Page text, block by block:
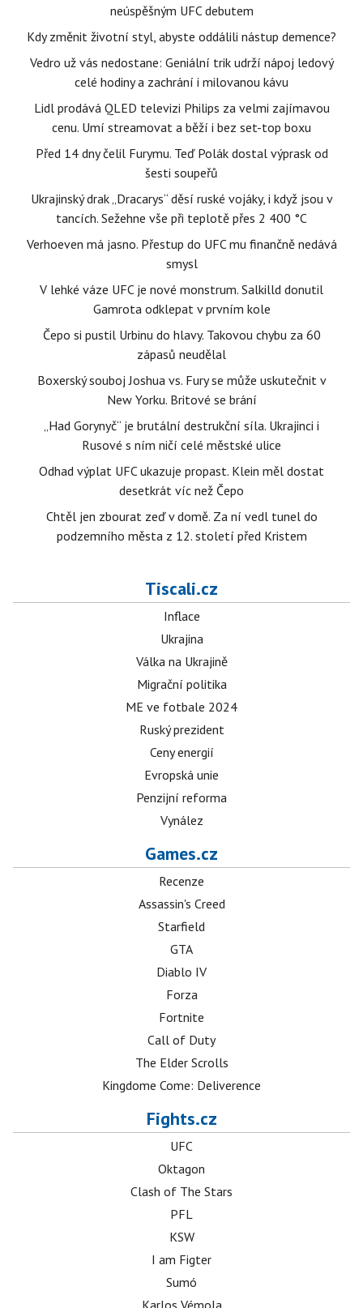
neúspěšným UFC debutem
Kdy změnit životní styl, abyste oddálili nástup demence?
Vedro už vás nedostane: Geniální trik udrží nápoj ledový
celé hodiny a zachrání i milovanou kávu
Lidl prodává QLED televizi Philips za velmi zajímavou
cenu. Umí streamovat a běží i bez set-top boxu
Před 14 dny čelil Furymu. Teď Polák dostal výprask od
šesti soupeřů
Ukrajinský drak „Dracarys“ děsí ruské vojáky, i když jsou v
tancích. Sežehne vše při teplotě přes 2 400 °C
Verhoeven má jasno. Přestup do UFC mu finančně nedává
smysl
V lehké váze UFC je nové monstrum. Salkilld donutil
Gamrota odklepat v prvním kole
Čepo si pustil Urbinu do hlavy. Takovou chybu za 60
zápasů neudělal
Boxerský souboj Joshua vs. Fury se může uskutečnit v
New Yorku. Britové se brání
„Had Gorynyč“ je brutální destrukční síla. Ukrajinci i
Rusové s ním ničí celé městské ulice
Odhad výplat UFC ukazuje propast. Klein měl dostat
desetkrát víc než Čepo
Chtěl jen zbourat zeď v domě. Za ní vedl tunel do
podzemního města z 12. století před Kristem
Tiscali.cz
Inflace
Ukrajina
Válka na Ukrajině
Migrační politika
ME ve fotbale 2024
Ruský prezident
Ceny energií
Evropská unie
Penzijní reforma
Vynález
Games.cz
Recenze
Assassin's Creed
Starfield
GTA
Diablo IV
Forza
Fortnite
Call of Duty
The Elder Scrolls
Kingdome Come: Deliverence
Fights.cz
UFC
Oktagon
Clash of The Stars
PFL
KSW
I am Figter
Sumó
Karlos Vémola